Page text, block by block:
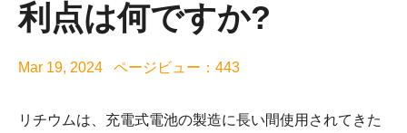
利点は何ですか?
Mar 19, 2024 ページビュー：443
リチウムは、充電式電池の製造に長い間使用されてきた